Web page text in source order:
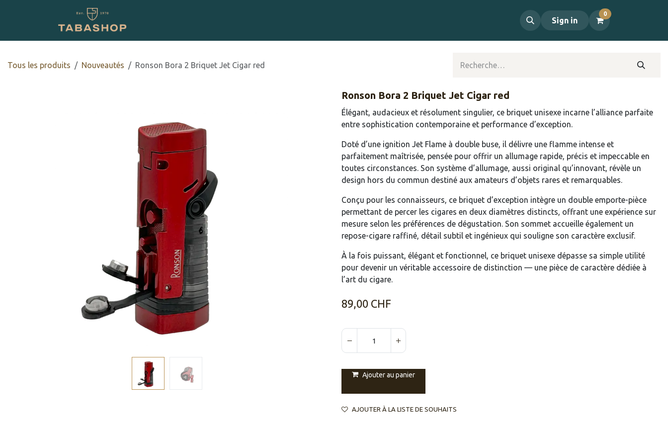
Sign in
0
Tous les produits Nouveautés Ronson Bora 2 Briquet Jet Cigar red
Ronson Bora 2 Briquet Jet Cigar red
Élégant, audacieux et résolument singulier, ce briquet unisexe incarne l’alliance parfaite
entre sophistication contemporaine et performance d’exception.
Doté d’une ignition Jet Flame à double buse, il délivre une flamme intense et
parfaitement maîtrisée, pensée pour offrir un allumage rapide, précis et impeccable en
toutes circonstances. Son système d’allumage, aussi original qu’innovant, révèle un
design hors du commun destiné aux amateurs d’objets rares et remarquables.
Conçu pour les connaisseurs, ce briquet d’exception intègre un double emporte-pièce
permettant de percer les cigares en deux diamètres distincts, offrant une expérience sur
mesure selon les préférences de dégustation. Son sommet accueille également un
repose-cigare raffiné, détail subtil et ingénieux qui souligne son caractère exclusif.
À la fois puissant, élégant et fonctionnel, ce briquet unisexe dépasse sa simple utilité
pour devenir un véritable accessoire de distinction — une pièce de caractère dédiée à
l’art du cigare.
89,00 CHF
Ajouter au panier
AJOUTER À LA LISTE DE SOUHAITS